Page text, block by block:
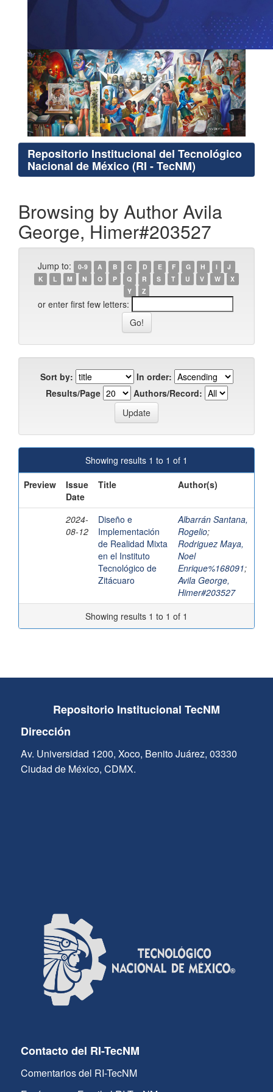
Repositorio Institucional del Tecnológico
Nacional de México (RI - TecNM)
Browsing by Author Avila
George, Himer#203527
Jump to: 0-9 A B C D E F G H I
J
K
L M N O P Q R S T U V W
X
Y
Z
or enter first few letters:
Sort by:
In order:
Results/Page
Authors/Record:
Showing results 1 to 1 of 1
Preview
Issue
Date
Title Author(s)
2024-
08-12
Diseño e
Implementación
de Realidad Mixta
en el Instituto
Tecnológico de
Zitácuaro
Albarrán Santana,
Rogelio;
Rodriguez Maya,
Noel
Enrique%168091;
Avila George,
Himer#203527
Showing results 1 to 1 of 1
Repositorio Institucional TecNM
Dirección
Av. Universidad 1200, Xoco, Benito Juárez, 03330
Ciudad de México, CDMX.
Contacto del RI-TecNM
Comentarios del RI-TecNM